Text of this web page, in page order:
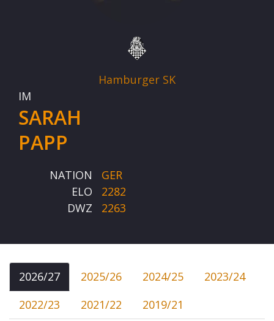
Hamburger SK
IM
SARAH
PAPP
NATION
GER
ELO
2282
DWZ
2263
2026/27 2025/26 2024/25
2023/24
2022/23
2021/22
2019/21